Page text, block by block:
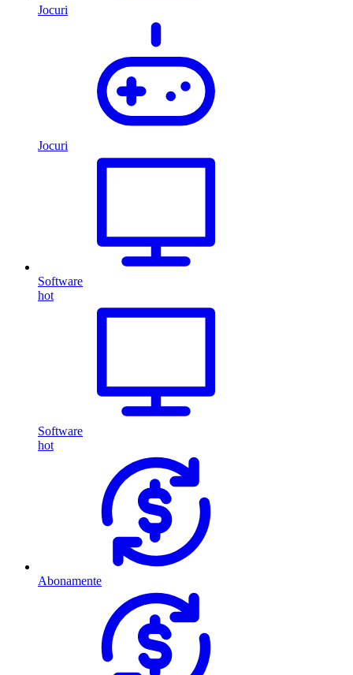
Jocuri
Jocuri
Software
hot
Software
hot
Abonamente